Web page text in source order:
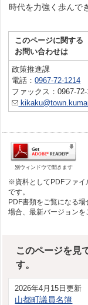
時代を力強く歩んで
このページに関する
お問い合わせは
政策推進課
電話：0967-72-1214
ファックス：0967-
別ウィンドウで開きます
※資料としてPDFファイ
です。
PDF書類をご覧になる
場合、最新バージョンを
このページを見
す。
2026年4月15日更新
山都町議員名簿